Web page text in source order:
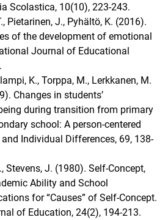
Scolastica, 10(10), 223-243.
Pietarinen, J., Pyhältö, K. (2016).
of the development of emotional
Journal of Educational
K., Torppa, M., Lerkkanen, M.
Changes in studentsʼ
during transition from primary
school: A person-centered
Individual Differences, 69, 138-
Stevens, J. (1980). Self-Concept,
Ability and School
for “Causes” of Self-Concept.
of Education, 24(2), 194-213.